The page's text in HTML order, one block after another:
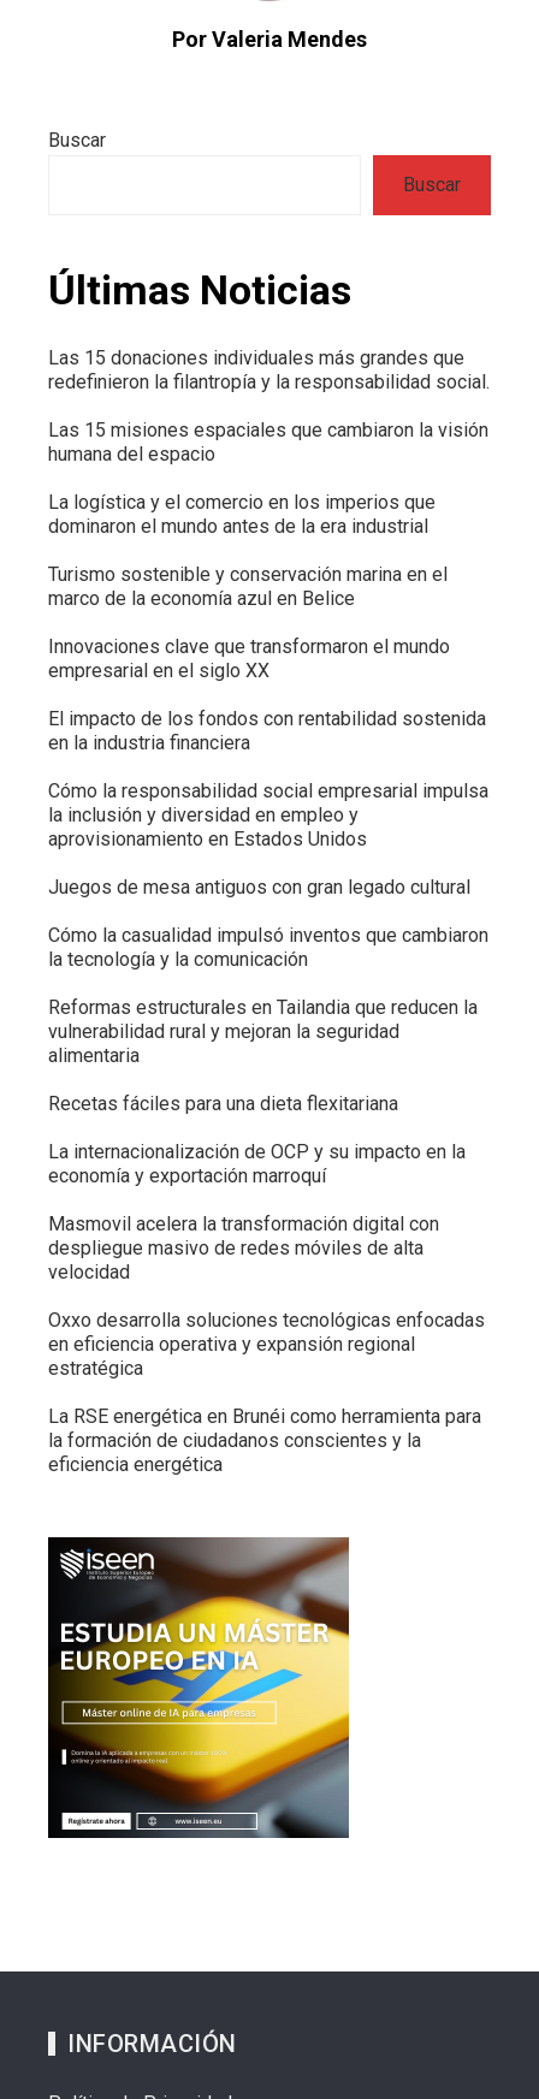
Por Valeria Mendes
Buscar
Buscar
Últimas Noticias
Las 15 donaciones individuales más grandes que
redefinieron la filantropía y la responsabilidad social.
Las 15 misiones espaciales que cambiaron la visión
humana del espacio
La logística y el comercio en los imperios que
dominaron el mundo antes de la era industrial
Turismo sostenible y conservación marina en el
marco de la economía azul en Belice
Innovaciones clave que transformaron el mundo
empresarial en el siglo XX
El impacto de los fondos con rentabilidad sostenida
en la industria financiera
Cómo la responsabilidad social empresarial impulsa
la inclusión y diversidad en empleo y
aprovisionamiento en Estados Unidos
Juegos de mesa antiguos con gran legado cultural
Cómo la casualidad impulsó inventos que cambiaron
la tecnología y la comunicación
Reformas estructurales en Tailandia que reducen la
vulnerabilidad rural y mejoran la seguridad
alimentaria
Recetas fáciles para una dieta flexitariana
La internacionalización de OCP y su impacto en la
economía y exportación marroquí
Masmovil acelera la transformación digital con
despliegue masivo de redes móviles de alta
velocidad
Oxxo desarrolla soluciones tecnológicas enfocadas
en eficiencia operativa y expansión regional
estratégica
La RSE energética en Brunéi como herramienta para
la formación de ciudadanos conscientes y la
eficiencia energética
INFORMACIÓN